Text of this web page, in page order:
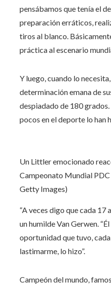
pensábamos que tenía el
preparación erráticos,
tiros al blanco.
práctica al escenario
Y luego, cuando lo
determinación emana de
despiadado de 180
pocos en el deporte lo han
Un Littler emocionado
Campeonato Mundial
Getty Images)
“A veces digo que cada 17
un humilde Van Gerwen.
oportunidad que tuvo,
lastimarme, lo hizo”.
Campeón del mundo,